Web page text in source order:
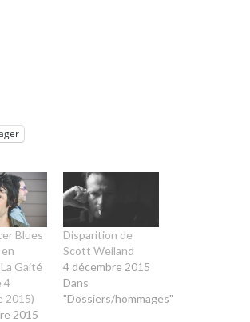
Blues
Gaité
4
2015)
2015
Disparition de
Scott Weiland
4 décembre 2015
Dans
"Dossiers/hommages"